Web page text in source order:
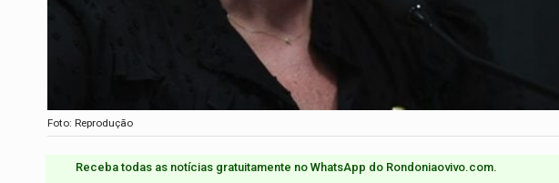
Foto: Reprodução
Receba todas as notícias gratuitamente no WhatsApp do Rondoniaovivo.com.​